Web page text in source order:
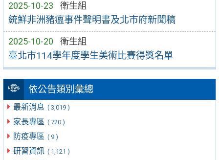
2025-10-23 衛生組
統鮮非洲豬瘟事件聲明書及北市府新聞稿
2025-10-20 衛生組
臺北市114學年度學生美術比賽得獎名單
依公告類別彙總
最新消息 ( 3,019 )
家長專區 ( 720 )
防疫專區 ( 9 )
研習資訊 ( 1,121 )